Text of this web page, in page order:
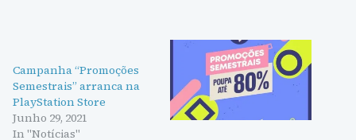
Campanha “Promoções
Semestrais” arranca na
PlayStation Store
Junho 29, 2021
In "Notícias"